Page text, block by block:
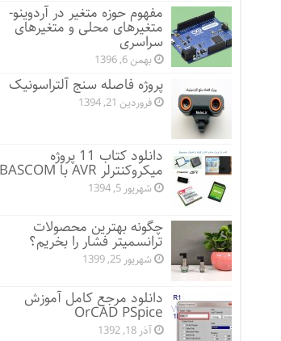
مفهوم حوزه متغیر در آردوینو-
متغیرهای محلی و متغیرهای
سراسری
بهمن 6, 1396
پروژه فاصله سنج آلتراسونیک
فروردین 21, 1394
دانلود کتاب 11 پروژه
میکروکنترلر AVR با BASCOM
شهریور 5, 1394
چگونه بهترین محصولات
ترانسمیتر فشار را بخریم؟
شهریور 25, 1399
دانلود مرجع کامل آموزش
OrCAD PSpice
آذر 18, 1392